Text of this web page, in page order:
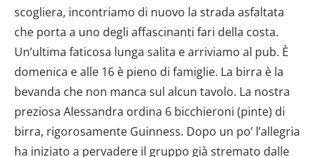
scogliera, incontriamo di nuovo la strada asfaltata
che porta a uno degli affascinanti fari della costa.
Un’ultima faticosa lunga salita e arriviamo al pub. È
domenica e alle 16 è pieno di famiglie. La birra è la
bevanda che non manca sul alcun tavolo. La nostra
preziosa Alessandra ordina 6 bicchieroni (pinte) di
birra, rigorosamente Guinness. Dopo un po’ l’allegria
ha iniziato a pervadere il gruppo già stremato dalle